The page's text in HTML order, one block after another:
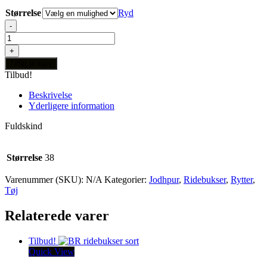
pris
789,00 kr..
pris
200,00 kr..
Størrelse Ryd
-
HKM
Day
68
Denim
antal
+
Tilbud!
Beskrivelse
Yderligere information
Fuldskind
Størrelse 38
Varenummer (SKU): N/A Kategorier: Jodhpur, Ridebukser, Rytter,
Tøj
Relaterede varer
Tilbud!
Quick View